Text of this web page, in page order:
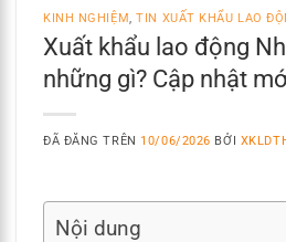
KINH NGHIỆM,TIN XUẤT KHẨU LAO
Xuất khẩu lao động
những gì? Cập nhật
ĐÃ ĐĂNG TRÊN 10/06/2026 BỞI
Nội dung